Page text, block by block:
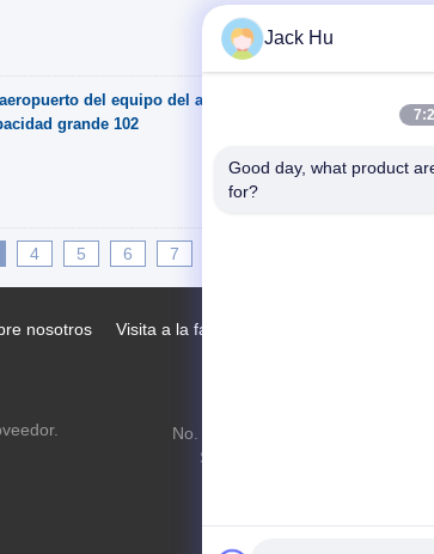
del equipo del aeropuerto de
grande 102
4 5 6 7
Visita a la fábrica
nosotros
No. 97 camino de Changping,
Shahe, distrito de Changping,
Jack Hu
Good day, what product
for?